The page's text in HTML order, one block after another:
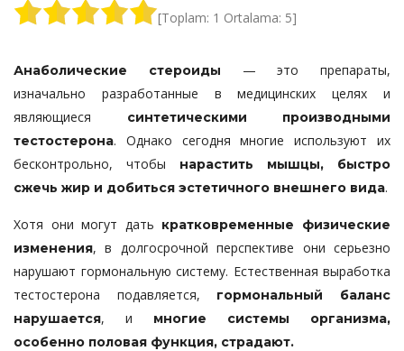
[Toplam: 1 Ortalama: 5]
Анаболические стероиды — это препараты,
изначально разработанные в медицинских целях и
являющиеся
синтетическими производными
тестостерона. Однако сегодня многие используют их
бесконтрольно, чтобы нарастить мышцы, быстро
сжечь жир и добиться эстетичного внешнего вида.
Хотя они могут дать кратковременные физические
изменения, в долгосрочной перспективе они серьезно
нарушают гормональную систему. Естественная выработка
тестостерона подавляется, гормональный баланс
нарушается, и многие системы организма,
особенно половая функция, страдают.